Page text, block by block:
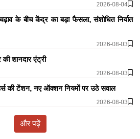
2026-08-04
के बीच केंद्र का बड़ा फैसला, संशोधित निर्यात
2026-08-03
शानदार एंट्री
2026-08-03
की टेंशन, नए ऑक्शन नियमों पर उठे सवाल
2026-08-03
और पढ़ें